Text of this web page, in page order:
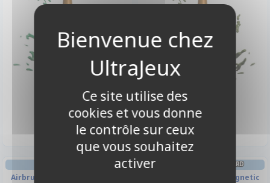
Disponible Disponible
Airbrush - Cypress Brown - Air
PROTÈGES CARTES STANDARD
35 PT UV One-Touch Magnetic
Ce site utilise des
cookies et vous donne
le contrôle sur ceux
que vous souhaitez
activer